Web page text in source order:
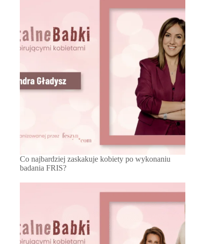
Co najbardziej zaskakuje kobiety po wykonaniu
badania FRIS?